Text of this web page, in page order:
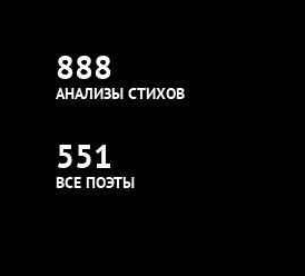
888
АНАЛИЗЫ СТИХОВ
551
ВСЕ ПОЭТЫ